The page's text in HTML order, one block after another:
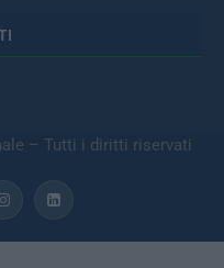
– Tutti i diritti riservati